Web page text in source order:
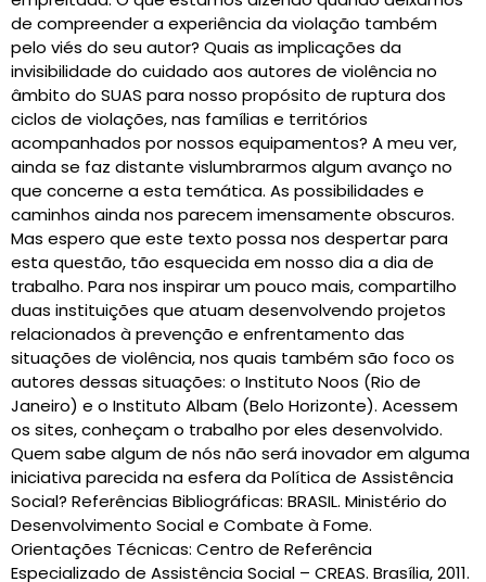
de compreender a experiência da violação também
pelo viés do seu autor? Quais as implicações da
invisibilidade do cuidado aos autores de violência no
âmbito do SUAS para nosso propósito de ruptura dos
ciclos de violações, nas famílias e territórios
acompanhados por nossos equipamentos? A meu ver,
ainda se faz distante vislumbrarmos algum avanço no
que concerne a esta temática. As possibilidades e
caminhos ainda nos parecem imensamente obscuros.
Mas espero que este texto possa nos despertar para
esta questão, tão esquecida em nosso dia a dia de
trabalho. Para nos inspirar um pouco mais, compartilho
duas instituições que atuam desenvolvendo projetos
relacionados à prevenção e enfrentamento das
situações de violência, nos quais também são foco os
autores dessas situações: o Instituto Noos (Rio de
Janeiro) e o Instituto Albam (Belo Horizonte). Acessem
os sites, conheçam o trabalho por eles desenvolvido.
Quem sabe algum de nós não será inovador em alguma
iniciativa parecida na esfera da Política de Assistência
Social? Referências Bibliográficas: BRASIL. Ministério do
Desenvolvimento Social e Combate à Fome.
Orientações Técnicas: Centro de Referência
Especializado de Assistência Social – CREAS. Brasília, 2011.